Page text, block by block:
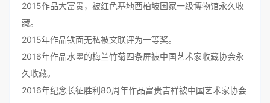
2015作品大富贵，被红色基地西柏坡国家一级博物馆永久收
藏。
2015年作品铁面无私被文联评为一等奖。
2016年作品水墨的梅兰竹菊四条屏被中国艺术家收藏协会永
久收藏。
2016年纪念长征胜利80周年作品富贵吉祥被中国艺术家协会